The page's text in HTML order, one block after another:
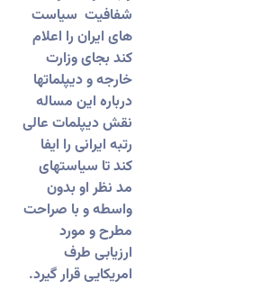
شفافیت سیاست
های ایران را اعلام
کند بجای وزارت
خارجه و دیپلماتها
درباره این مساله
نقش دیپلمات عالی
رتبه ایرانی را ایفا
کند تا سیاستهای
مد نظر او بدون
واسطه و با صراحت
مطرح و مورد
ارزیابی طرف
امریکایی قرار گیرد.